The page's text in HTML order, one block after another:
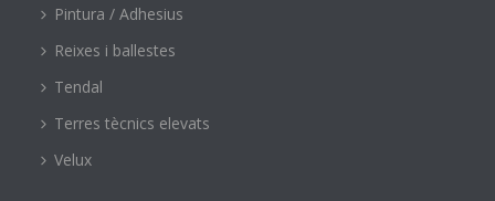
Pintura / Adhesius
Reixes i ballestes
Tendal
Terres tècnics elevats
Velux